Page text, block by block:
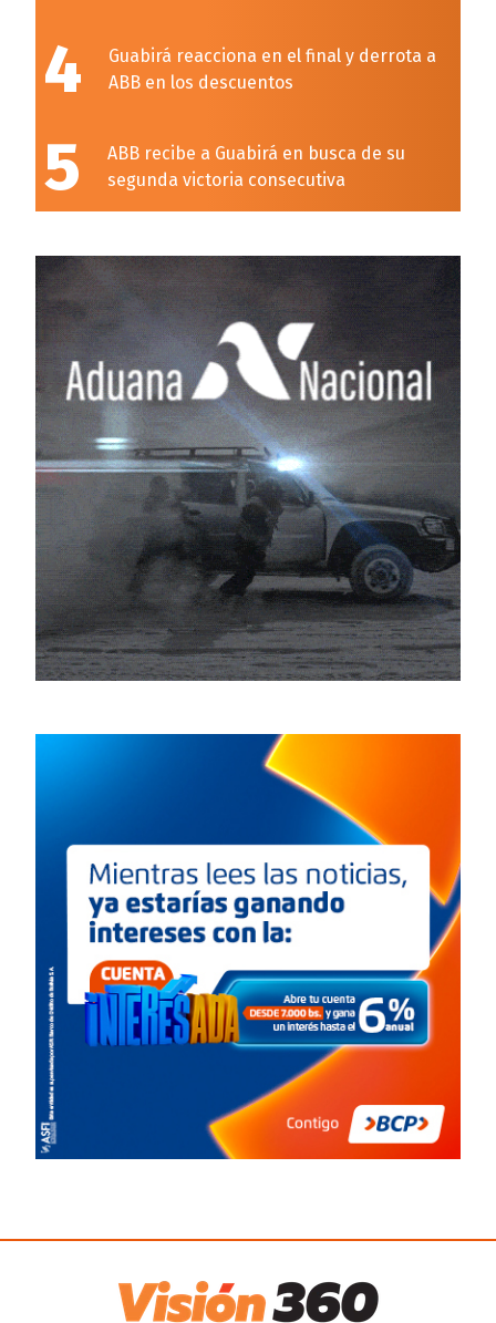
4
Guabirá reacciona en el final y derrota a
ABB en los descuentos
5
ABB recibe a Guabirá en busca de su
segunda victoria consecutiva